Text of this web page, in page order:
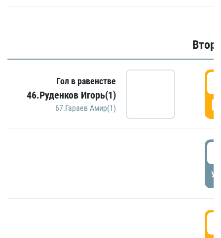
Гол в равенстве
46.Руденков Игорь(1)
67.Гараев Амир(1)